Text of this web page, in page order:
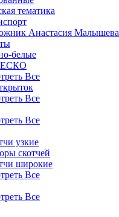
тематика
Анастасия Малышева
белые
Все
Все
Все
узкие
скотчей
широкие
Все
Все